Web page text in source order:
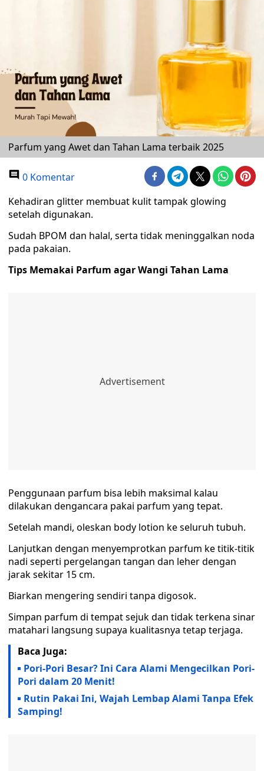
Parfum yang Awet dan Tahan Lama terbaik 2025
0 Komentar
Kehadiran glitter membuat kulit tampak glowing
setelah digunakan.
Sudah BPOM dan halal, serta tidak meninggalkan noda
pada pakaian.
Tips Memakai Parfum agar Wangi Tahan Lama
Penggunaan parfum bisa lebih maksimal kalau
dilakukan dengancara pakai parfum yang tepat.
Setelah mandi, oleskan body lotion ke seluruh tubuh.
Lanjutkan dengan menyemprotkan parfum ke titik-titik
nadi seperti pergelangan tangan dan leher dengan
jarak sekitar 15 cm.
Biarkan mengering sendiri tanpa digosok.
Simpan parfum di tempat sejuk dan tidak terkena sinar
matahari langsung supaya kualitasnya tetap terjaga.
Baca Juga:
Pori-Pori Besar? Ini Cara Alami Mengecilkan Pori-
Pori dalam 20 Menit!
Rutin Pakai Ini, Wajah Lembap Alami Tanpa Efek
Samping!